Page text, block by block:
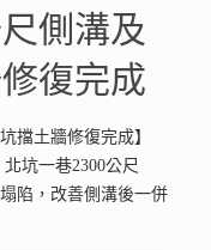
側溝及
復完成
擋土牆修復完成】
坑一巷2300公尺
陷，改善側溝後一併